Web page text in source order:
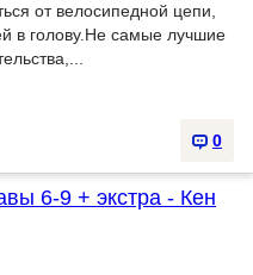
от велосипедной цепи,
в голову.Не самые лучшие
0
6-9 + экстра - Кен